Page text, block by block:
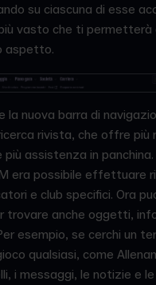
su ciascuna di esse
vasto che ti permetterà
aspetto.
la nuova barra di
rivista, che offre più
assistenza in
era possibile effettuare
e club specifici. Ora
trovare anche oggetti,
esempio, se cerchi un
qualsiasi, come
i messaggi, le notizie e